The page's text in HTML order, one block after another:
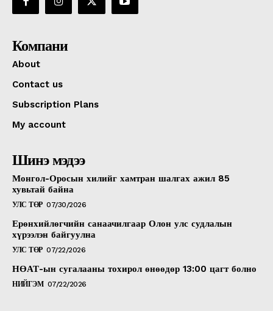
Компани
About
Contact us
Subscription Plans
My account
Шинэ мэдээ
Монгол-Оросын хилийг хамтран шалгах ажил 85
хувьтай байна
УЛС ТӨР 07/30/2026
Ерөнхийлөгчийн санаачилгаар Олон улс судлалын
хүрээлэн байгуулна
УЛС ТӨР 07/22/2026
НӨАТ-ын сугалааны тохирол өнөөдөр 13:00 цагт болно
НИЙГЭМ 07/22/2026